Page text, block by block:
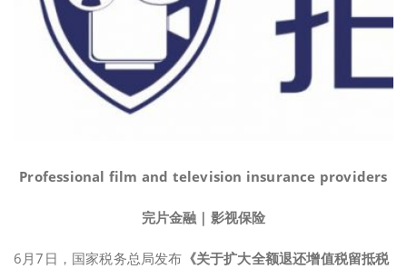
Professional film and television insurance providers
完片金融｜影视保险
6月7日，国家税务总局发布 《关于扩大全额退还增值税留抵税